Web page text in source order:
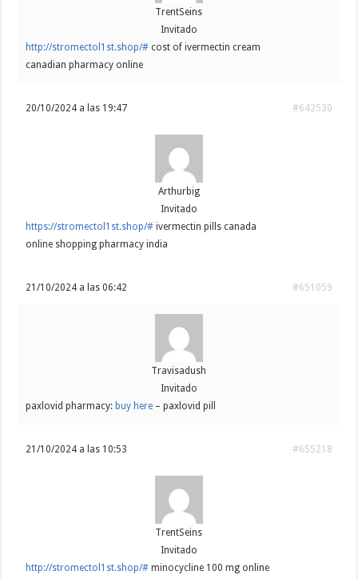
TrentSeins
Invitado
http://stromectol1st.shop/# cost of ivermectin cream
canadian pharmacy online
20/10/2024 a las 19:47 #642530
Arthurbig
Invitado
https://stromectol1st.shop/# ivermectin pills canada
online shopping pharmacy india
21/10/2024 a las 06:42 #651059
Travisadush
Invitado
paxlovid pharmacy: buy here – paxlovid pill
21/10/2024 a las 10:53 #655218
TrentSeins
Invitado
http://stromectol1st.shop/# minocycline 100 mg online